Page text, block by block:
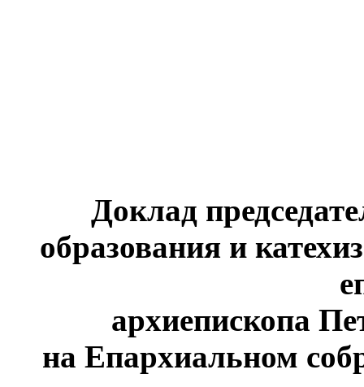
Доклад
образования и
архиепископа
на Епархиальном